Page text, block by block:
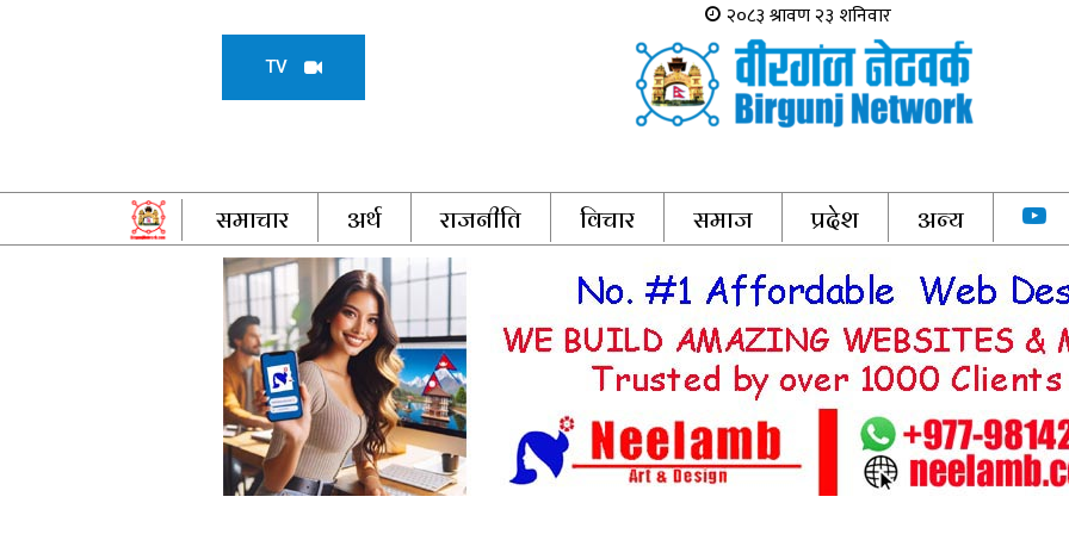
TV
समाचार अर्थ राजनीति विचार समाज प्रदेश अन्य